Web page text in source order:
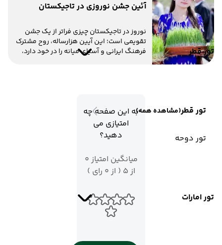
تور قطر
تور قطر(مشاهده همه)
تور دوحه
تور امارات
آئین جشن نوروزی در تاجیکستان
نوروز در تاجیکستان چیزی فراتر از یک جشن
تقویمی است؛ این آیین هزارساله، روح مشترک
فرهنگ ایرانی و آسیای میانه را در خود دارد،
به این صفحه چه
امتیازی می
دهید؟
میانگین امتیاز 0
از 5 ( از 0 رای )